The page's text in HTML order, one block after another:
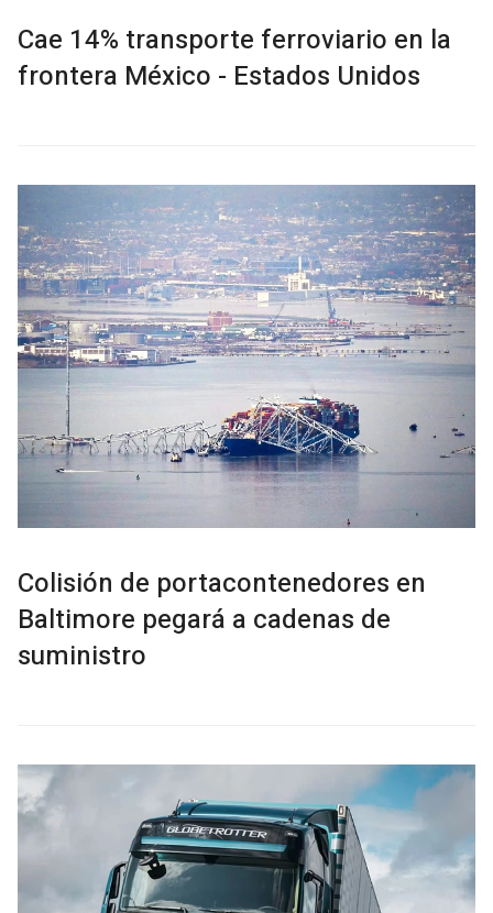
Cae 14% transporte ferroviario en la
frontera México - Estados Unidos
Colisión de portacontenedores en
Baltimore pegará a cadenas de
suministro